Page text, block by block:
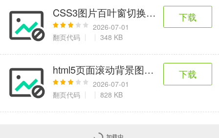
CSS3图片百叶窗切换动画代码特效
2026-07-01
翻页代码
348 KB
下载
html5页面滚动背景图片动画效果
2026-07-01
翻页代码
828 KB
下载
加载中...